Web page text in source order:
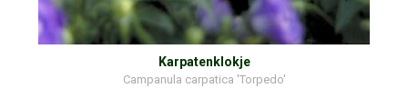
Karpatenklokje
Campanula carpatica 'Torpedo'